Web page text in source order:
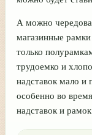
А можно
магазинные
только
трудоемко и
надставок мало и
особенно во
надставок и